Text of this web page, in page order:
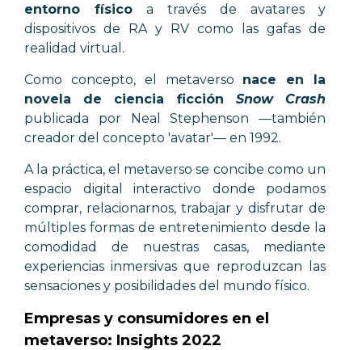
entorno físico a través de avatares y
dispositivos de RA y RV como las gafas de
realidad virtual.
Como concepto, el metaverso nace en la
novela de ciencia ficción Snow Crash
publicada por Neal Stephenson —también
creador del concepto 'avatar'— en 1992.
A la práctica, el metaverso se concibe como un
espacio digital interactivo donde podamos
comprar, relacionarnos, trabajar y disfrutar de
múltiples formas de entretenimiento desde la
comodidad de nuestras casas, mediante
experiencias inmersivas que reproduzcan las
sensaciones y posibilidades del mundo físico.
Empresas y consumidores en el
metaverso: Insights 2022